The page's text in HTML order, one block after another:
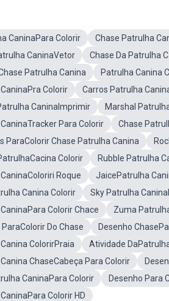
CaninaPara Colorir Chase Patrulha
CaninaVetor
Chase Da Patrulha
Patrulha Canina
Patrulha Canina
Colorir
Carros Patrulha
CaninaImprimir
Marshal
Para Colorir
Chase
ParaColorir Chase Patrulha Canina
Colorir
Rubble Patrulha
Roque
JaicePatrulha
Canina Colorir
Sky Patrulha
Colorir Chace
Zuma
ParaColorir Do Chase
Desenho
ColorirPraia
Atividade
ChaseCabeça Para Colorir
CaninaPara Colorir
Desenho Para
Colorir HD